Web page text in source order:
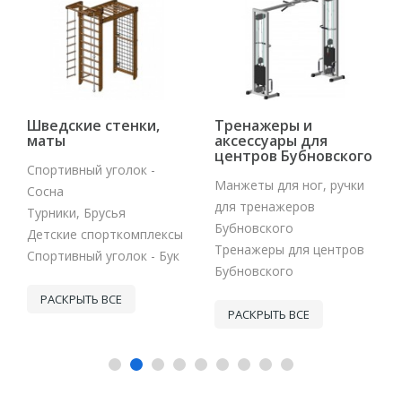
Шведские стенки,
маты
Спортивный уголок -
Сосна
Турники, Брусья
Детские спорткомплексы
Спортивный уголок - Бук
РАСКРЫТЬ ВСЕ
Тренажеры и
аксессуары для
центров Бубновского
Манжеты для ног, ручки
для тренажеров
Бубновского
Тренажеры для центров
Бубновского
РАСКРЫТЬ ВСЕ